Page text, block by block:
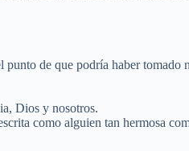
de que podría haber tomado
Dios y nosotros.
como alguien tan hermosa